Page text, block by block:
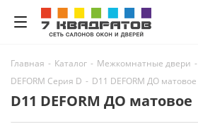
Главная - Каталог - Межкомнатные двери -
DEFORM Серия D - D11 DEFORM ДО матовое
D11 DEFORM ДО матовое